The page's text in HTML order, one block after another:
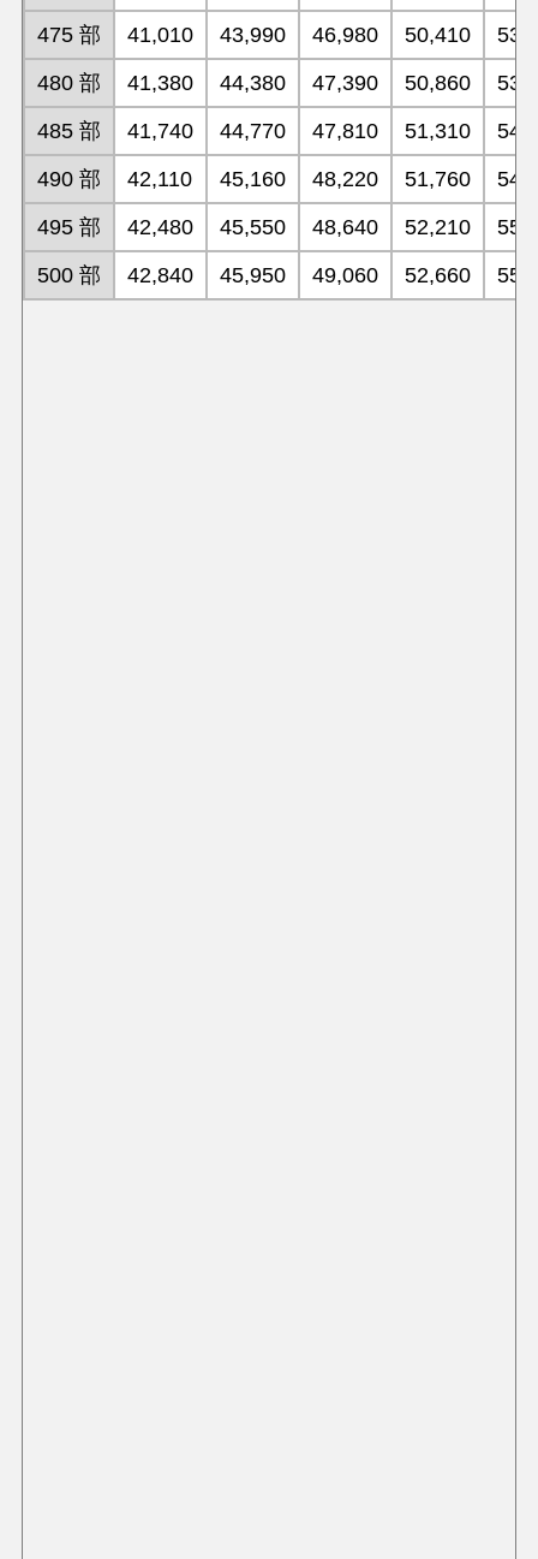
475 部
41,010 43,990 46,980 50,410
480 部
41,380 44,380 47,390 50,860
485 部
41,740 44,770 47,810 51,310
490 部
42,110 45,160 48,220 51,760
495 部
42,480 45,550 48,640 52,210
500 部
42,840 45,950 49,060 52,660